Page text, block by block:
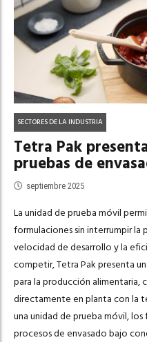
SECTORES DE LA INDUSTRIA
Tetra Pak
pruebas de
septiembre 2025
La unidad de prueba móvil
formulaciones sin interrumpir la
velocidad de desarrollo y la
competir, Tetra Pak presenta
para la producción alimentaria,
directamente en planta con la
una unidad de prueba móvil,
procesos de envasado bajo